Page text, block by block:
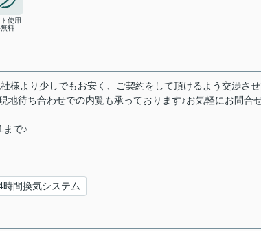
使用
料
より少しでもお安く、ご契約をして頂けるよう交渉さ
地待ち合わせでの内覧も承っております♪お気軽にお問合
で♪
時間換気システム